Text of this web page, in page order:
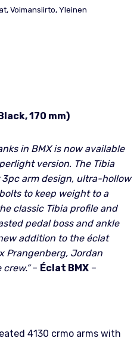
, Voimansiirto, Yleinen
170 mm)
in BMX is now available
version. The Tibia
3pc arm design, ultra-hollow
to keep weight to a
classic Tibia profile and
pedal boss and ankle
addition to the éclat
Prangenberg, Jordan
– Éclat BMX –
4130 crmo arms with